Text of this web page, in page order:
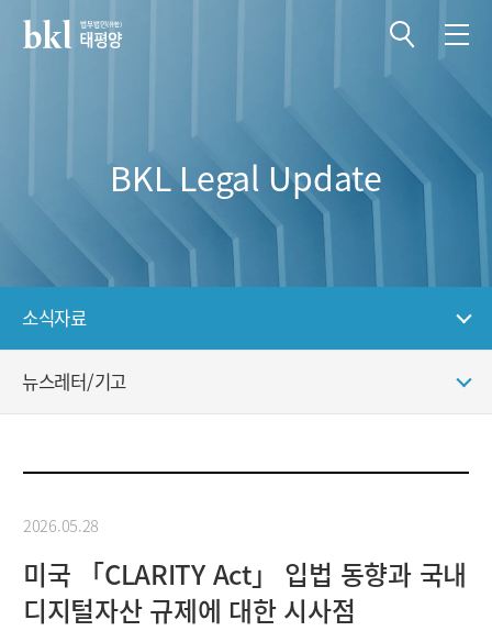
BKL Legal Update
소식자료
뉴스레터/기고
2026.05.28
미국 「CLARITY Act」 입법 동향과 국내
디지털자산 규제에 대한 시사점